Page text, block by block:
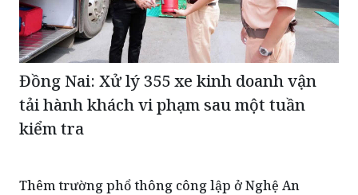
Đồng Nai: Xử lý 355 xe kinh doanh vận
tải hành khách vi phạm sau một tuần
kiểm tra
Thêm trường phổ thông công lập ở Nghệ An